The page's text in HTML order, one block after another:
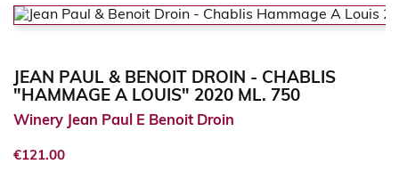
JEAN PAUL & BENOIT DROIN - CHABLIS
"HAMMAGE A LOUIS" 2020 ML. 750
Winery Jean Paul E Benoit Droin
€121.00